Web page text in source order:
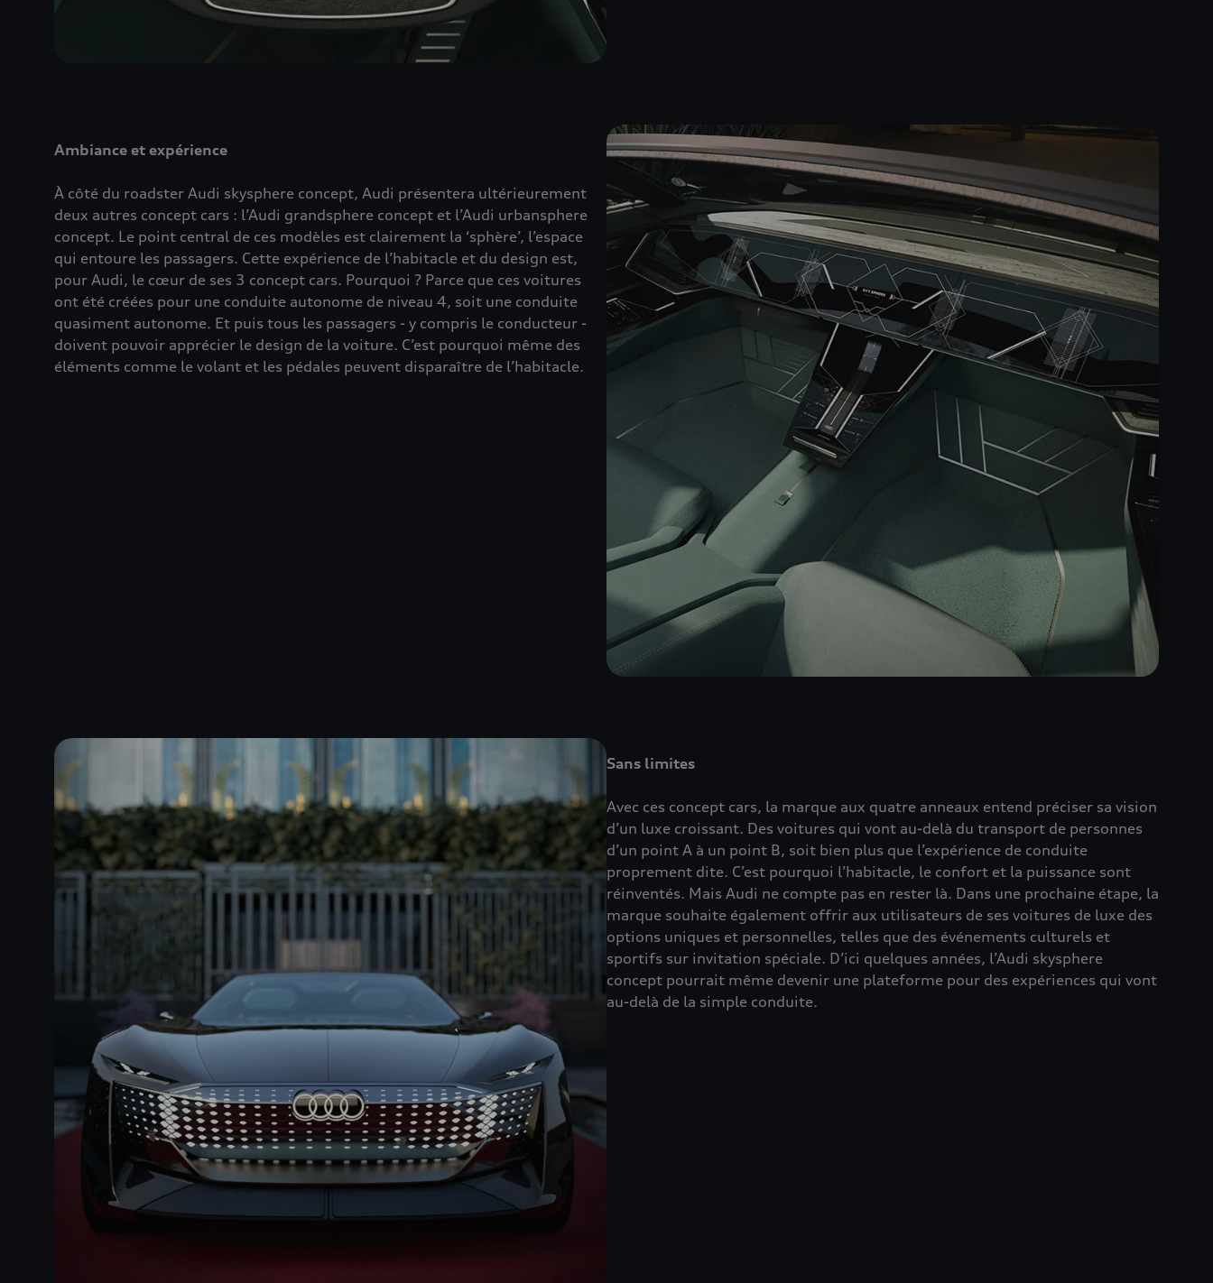
Ambiance et expérience
À côté du roadster Audi skysphere concept, Audi présentera ultérieurement
deux autres concept cars : l’Audi grandsphere concept et l’Audi urbansphere
concept. Le point central de ces modèles est clairement la ‘sphère’, l’espace
qui entoure les passagers. Cette expérience de l’habitacle et du design est,
pour Audi, le cœur de ses 3 concept cars. Pourquoi ? Parce que ces voitures
ont été créées pour une conduite autonome de niveau 4, soit une conduite
quasiment autonome. Et puis tous les passagers - y compris le conducteur -
doivent pouvoir apprécier le design de la voiture. C’est pourquoi même des
éléments comme le volant et les pédales peuvent disparaître de l’habitacle.
Sans limites
Avec ces concept cars, la marque aux quatre anneaux entend préciser sa vision
d’un luxe croissant. Des voitures qui vont au-delà du transport de personnes
d’un point A à un point B, soit bien plus que l’expérience de conduite
proprement dite. C’est pourquoi l’habitacle, le confort et la puissance sont
réinventés. Mais Audi ne compte pas en rester là. Dans une prochaine étape, la
marque souhaite également offrir aux utilisateurs de ses voitures de luxe des
options uniques et personnelles, telles que des événements culturels et
sportifs sur invitation spéciale. D’ici quelques années, l’Audi skysphere
concept pourrait même devenir une plateforme pour des expériences qui vont
au-delà de la simple conduite.